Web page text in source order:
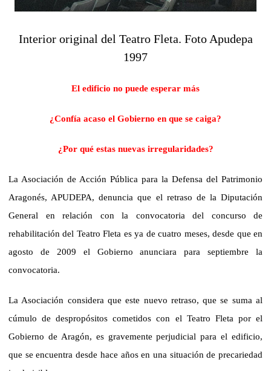
Interior original del Teatro Fleta. Foto Apudepa
1997
El edificio no puede esperar más
¿Confía acaso el Gobierno en que se caiga?
¿Por qué estas nuevas irregularidades?
La Asociación de Acción Pública para la Defensa del Patrimonio
Aragonés, APUDEPA, denuncia que el retraso de la Diputación
General en relación con la convocatoria del concurso de
rehabilitación del Teatro Fleta es ya de cuatro meses, desde que en
agosto de 2009 el Gobierno anunciara para septiembre la
convocatoria.
La Asociación considera que este nuevo retraso, que se suma al
cúmulo de despropósitos cometidos con el Teatro Fleta por el
Gobierno de Aragón, es gravemente perjudicial para el edificio,
que se encuentra desde hace años en una situación de precariedad